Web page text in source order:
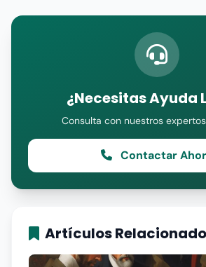
¿Necesitas Ayuda
Consulta con nuestros
Contactar
Artículos